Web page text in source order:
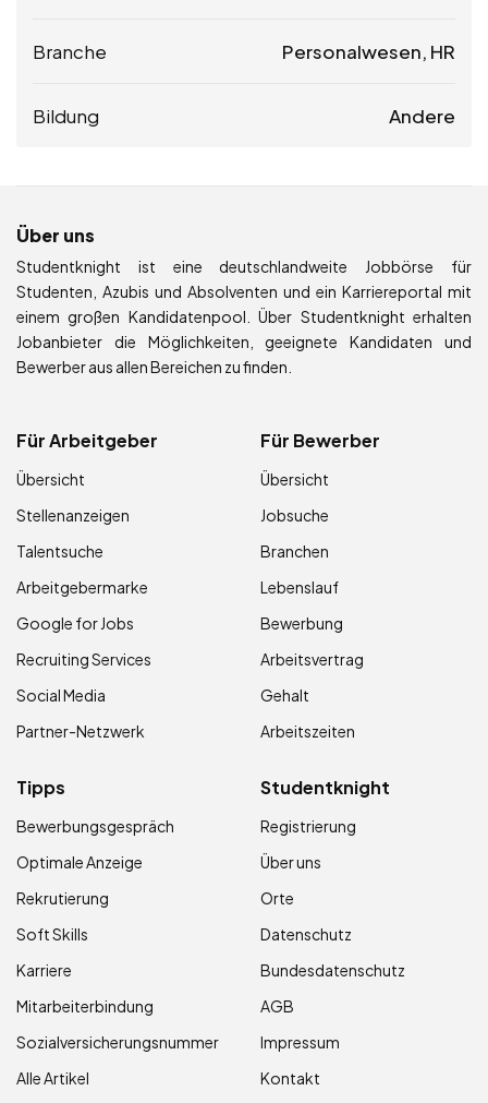
Branche Personalwesen, HR
Bildung Andere
Über uns
Studentknight ist eine deutschlandweite Jobbörse für
Studenten, Azubis und Absolventen und ein Karriereportal mit
einem großen Kandidatenpool. Über Studentknight erhalten
Jobanbieter die Möglichkeiten, geeignete Kandidaten und
Bewerber aus allen Bereichen zu finden.
Für Arbeitgeber
Übersicht
Stellenanzeigen
Talentsuche
Arbeitgebermarke
Google for Jobs
Recruiting Services
Social Media
Partner-Netzwerk
Für Bewerber
Übersicht
Jobsuche
Branchen
Lebenslauf
Bewerbung
Arbeitsvertrag
Gehalt
Arbeitszeiten
Tipps
Bewerbungsgespräch
Optimale Anzeige
Rekrutierung
Soft Skills
Karriere
Mitarbeiterbindung
Sozialversicherungsnummer
Alle Artikel
Studentknight
Registrierung
Über uns
Orte
Datenschutz
Bundesdatenschutz
AGB
Impressum
Kontakt